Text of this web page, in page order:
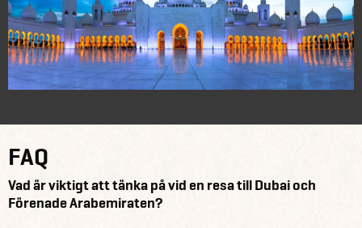
FAQ
Vad är viktigt att tänka på vid en resa till Dubai och
Förenade Arabemiraten?